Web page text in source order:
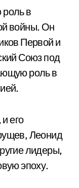
в
войны. Он
Первой и
Союз под
роль в
его
Леонид
лидеры,
эпоху.